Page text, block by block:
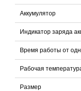
Аккумулятор
Индикатор заряда
Время работы от
Рабочая
Размер